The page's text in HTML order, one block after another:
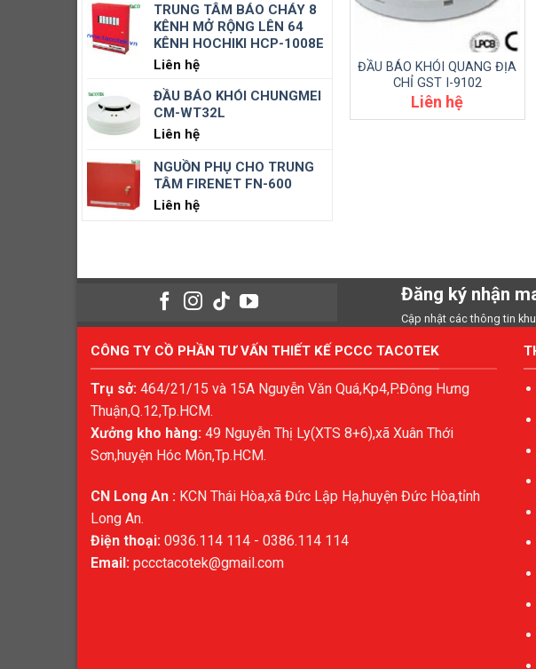
TRUNG TÂM BÁO CHÁY 8
KÊNH MỞ RỘNG LÊN 64
KÊNH HOCHIKI HCP-1008E
Liên hệ
ĐẦU BÁO KHÓI CHUNGMEI
CM-WT32L
Liên hệ
NGUỒN PHỤ CHO TRUNG
TÂM FIRENET FN-600
Liên hệ
ĐẦU BÁO KHÓI QUANG ĐỊA
CHỈ GST I-9102
Liên hệ
Đăng ký nhận
Cập nhật các thông tin
CÔNG TY CỒ PHẦN TƯ VẤN THIẾT KẾ PCCC TACOTEK
Trụ sở: 464/21/15 và 15A Nguyễn Văn Quá,Kp4,P.Đông Hưng
Thuận,Q.12,Tp.HCM.
Xưởng kho hàng: 49 Nguyễn Thị Ly(XTS 8+6),xã Xuân Thới
Sơn,huyện Hóc Môn,Tp.HCM.
CN Long An : KCN Thái Hòa,xã Đức Lập Hạ,huyện Đức Hòa,tỉnh
Long An.
Điện thoại: 0936.114 114 - 0386.114 114
Email: pccctacotek@gmail.com